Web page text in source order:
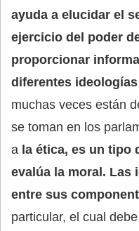
ayuda a elucidar el
ejercicio del poder
proporcionar
diferentes
muchas veces están
se toman en los
a la ética, es un tipo
evalúa la moral. Las
entre sus
particular, el cual